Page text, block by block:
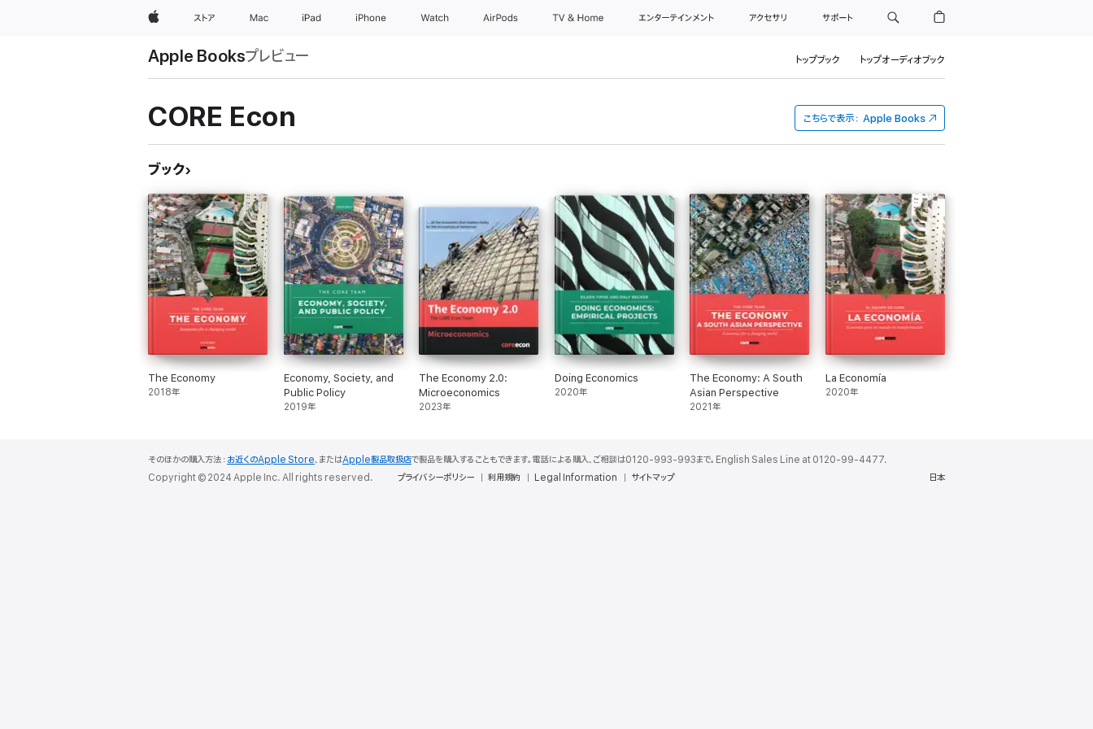
Appleストア Mac iPad iPhone Watch AirPods TV & Home エンターテインメント アクセサリ サポート
Apple Booksプレビュー トップブック トップオーディオブック
CORE Econ こちらで表示： Apple Books
ブック
The Economy
2018年
Economy, Society, and
Public Policy
2019年
The Economy 2.0:
Microeconomics
2023年
Doing Economics
2020年
The Economy: A South
Asian Perspective
2021年
La Economía
2020年
そのほかの購入方法： お近くのApple Store、またはApple製品取扱店で製品を購入することもできます。電話による購入、ご相談は0120-993-993まで。English Sales Line at 0120-99-4477.
日本
Copyright © 2024 Apple Inc. All rights reserved. プライバシーポリシー 利用規約 Legal Information サイトマップ